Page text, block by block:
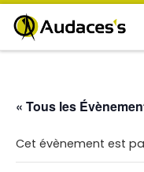
Passer au contenu
« Tous les
Cet évènement est